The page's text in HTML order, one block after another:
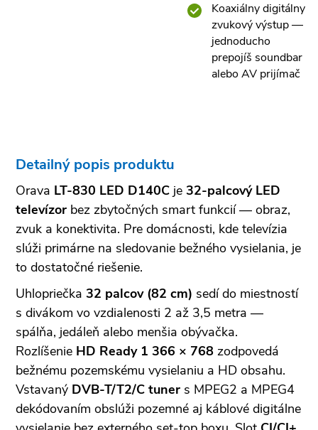
Koaxiálny digitálny
zvukový výstup —
jednoducho
prepojíš soundbar
alebo AV prijímač
Detailný popis produktu
Orava LT-830 LED D140C je 32-palcový LED
televízor bez zbytočných smart funkcií — obraz,
zvuk a konektivita. Pre domácnosti, kde televízia
slúži primárne na sledovanie bežného vysielania, je
to dostatočné riešenie.
Uhlopriečka 32 palcov (82 cm) sedí do miestností
s divákom vo vzdialenosti 2 až 3,5 metra —
spálňa, jedáleň alebo menšia obývačka.
Rozlíšenie HD Ready 1 366 × 768 zodpovedá
bežnému pozemskému vysielaniu a HD obsahu.
Vstavaný DVB-T/T2/C tuner s MPEG2 a MPEG4
dekódovaním obslúži pozemné aj káblové digitálne